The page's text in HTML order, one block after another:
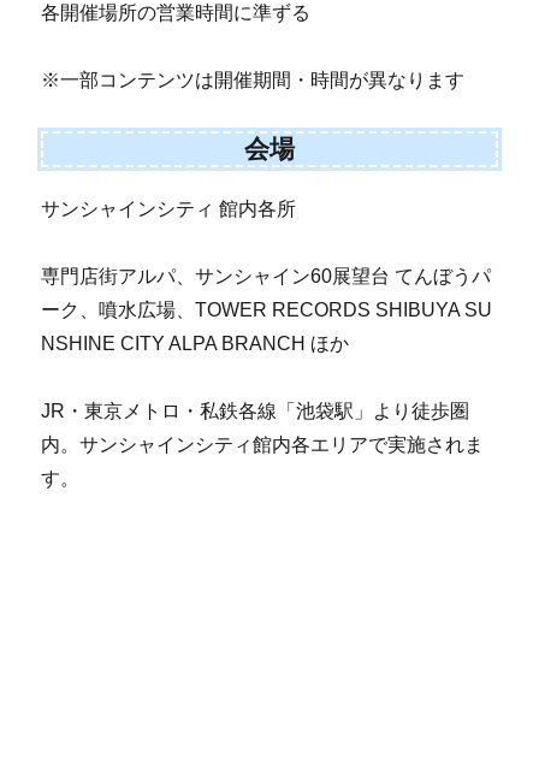
各開催場所の営業時間に準ずる
※一部コンテンツは開催期間・時間が異なります
会場
サンシャインシティ 館内各所
専門店街アルパ、サンシャイン60展望台 てんぼうパ
ーク、噴水広場、TOWER RECORDS SHIBUYA SU
NSHINE CITY ALPA BRANCH ほか
JR・東京メトロ・私鉄各線「池袋駅」より徒歩圏
内。サンシャインシティ館内各エリアで実施されま
す。